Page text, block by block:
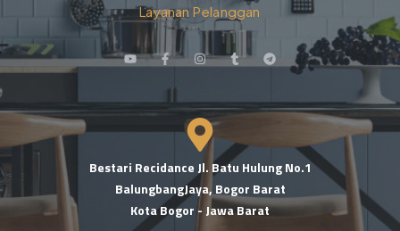
Layanan Pelanggan
Bestari Recidance Jl. Batu Hulung No.1
BalungbangJaya, Bogor Barat
Kota Bogor - Jawa Barat